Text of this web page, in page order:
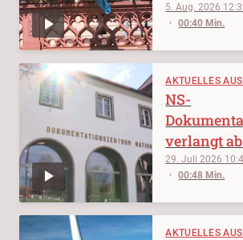
5. Aug. 2026
00:40 Min.
AKTUELLES AUS
29. Juli 2026
00:48 Min.
NS-
verlangt
AKTUELLES AUS